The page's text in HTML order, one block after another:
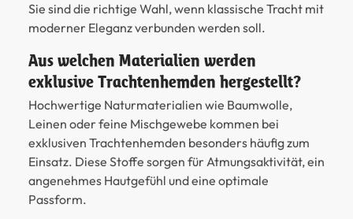
Sie sind die richtige Wahl, wenn klassische Tracht mit
moderner Eleganz verbunden werden soll.
Aus welchen Materialien werden
exklusive Trachtenhemden hergestellt?
Hochwertige Naturmaterialien wie Baumwolle,
Leinen oder feine Mischgewebe kommen bei
exklusiven Trachtenhemden besonders häufig zum
Einsatz. Diese Stoffe sorgen für Atmungsaktivität, ein
angenehmes Hautgefühl und eine optimale
Passform.